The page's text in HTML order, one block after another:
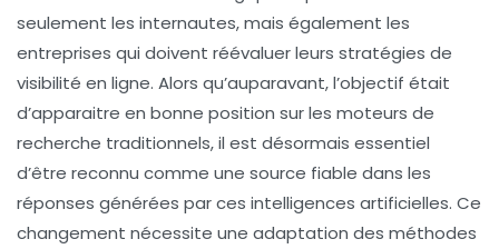
seulement les internautes, mais également les
entreprises qui doivent réévaluer leurs stratégies de
visibilité en ligne. Alors qu’auparavant, l’objectif était
d’apparaitre en bonne position sur les moteurs de
recherche traditionnels, il est désormais essentiel
d’être reconnu comme une source fiable dans les
réponses générées par ces intelligences artificielles. Ce
changement nécessite une adaptation des méthodes